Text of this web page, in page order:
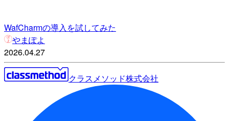
WafCharmの導入を試してみた
やまぽよ
2026.04.27
クラスメソッド株式会社